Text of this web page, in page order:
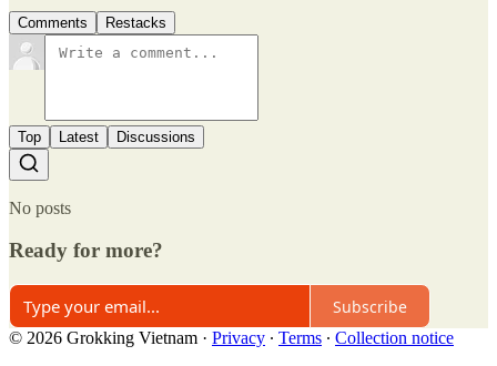
Comments Restacks
Top Latest Discussions
No posts
Ready for more?
Subscribe
© 2026 Grokking Vietnam · Privacy ∙ Terms ∙ Collection notice